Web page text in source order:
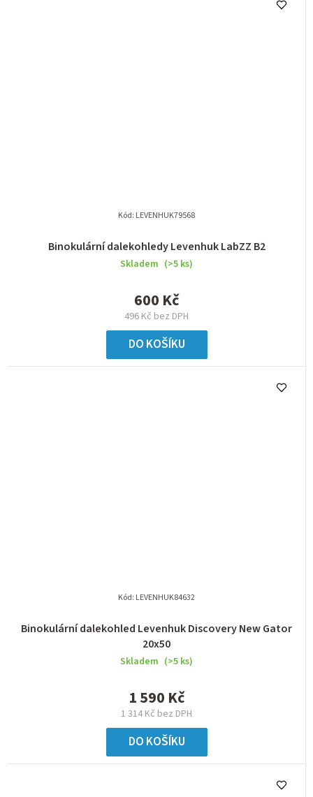
Binokulární dalekohledy Levenhuk LabZZ B2
Skladem (>5 ks)
496 Kč bez DPH
600 Kč
DO KOŠÍKU
Kód: LEVENHUK79568
Binokulární dalekohled Levenhuk Discovery New Gator
20x50
Skladem (>5 ks)
1 314 Kč bez DPH
1 590 Kč
DO KOŠÍKU
Kód: LEVENHUK84632